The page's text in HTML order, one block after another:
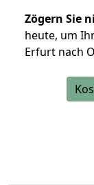
Zögern Sie
heute, um
Erfurt nach